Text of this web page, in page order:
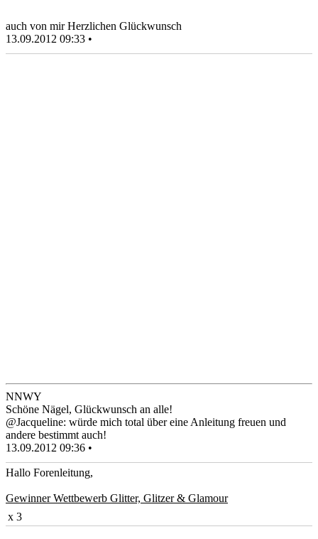
auch von mir Herzlichen Glückwunsch
13.09.2012 09:33 •
NNWY
Schöne Nägel, Glückwunsch an alle!
@Jacqueline: würde mich total über eine Anleitung freuen und
andere bestimmt auch!
13.09.2012 09:36 •
Hallo Forenleitung,
Gewinner Wettbewerb Glitter, Glitzer & Glamour
x 3